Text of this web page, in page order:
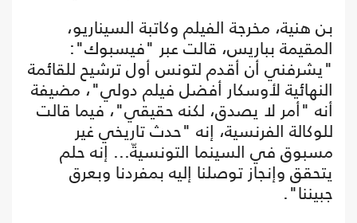
بن هنية، مخرجة الفيلم وكاتبة السيناريو،
المقيمة بباريس، قالت عبر "فيسبوك":
"يشرفني أن أقدم لتونس أول ترشيح للقائمة
النهائية لأوسكار أفضل فيلم دولي"، مضيفة
أنه "أمر لا يصدق، لكنه حقيقي"، فيما قالت
للوكالة الفرنسية، إنه "حدث تاريخي غير
مسبوق في السينما التونسيةّ... إنه حلم
يتحقق وإنجاز توصلنا إليه بمفردنا وبعرق
جبيننا".